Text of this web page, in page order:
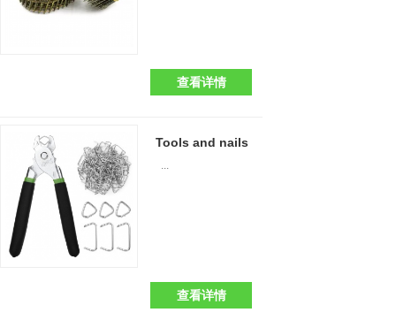
查看详情
Tools and nails
...
查看详情